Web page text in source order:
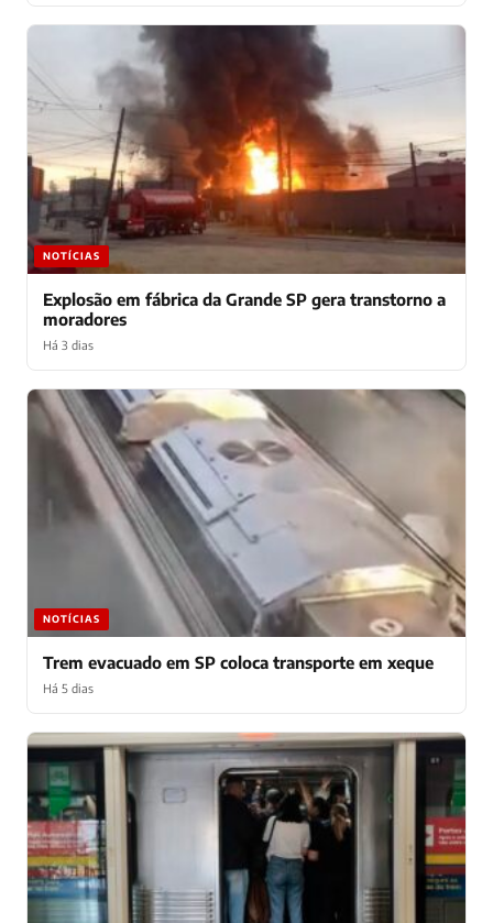
NOTÍCIAS
Explosão em fábrica da Grande SP gera transtorno a
moradores
Há 3 dias
NOTÍCIAS
Trem evacuado em SP coloca transporte em xeque
Há 5 dias